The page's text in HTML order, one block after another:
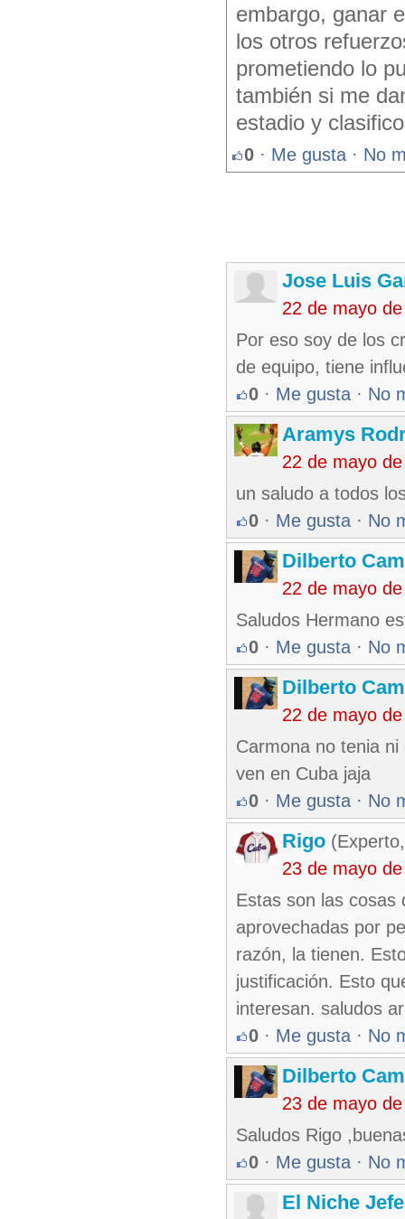
embargo, ganar
los otros
prometiendo lo
también si me
estadio y
0 · Me gusta · No
Jose Luis
22 de mayo
Por eso soy de los
de equipo, tiene
0 · Me gusta · No
Aramys
22 de mayo
un saludo a todos
0 · Me gusta · No
Dilberto
22 de mayo
Saludos Hermano
0 · Me gusta · No
Dilberto
22 de mayo
Carmona no tenia
ven en Cuba jaja
0 · Me gusta · No
Rigo
23 de mayo
Estas son las cosas
aprovechadas por
razón, la tienen.
justificación. Esto
interesan. saludos
0 · Me gusta · No
Dilberto
23 de mayo
Saludos Rigo
0 · Me gusta · No
El Niche